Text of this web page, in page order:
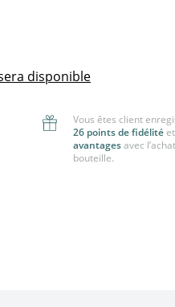
disponible
Vous êtes client
26 points de fidélité et
avantagesavec
bouteille.